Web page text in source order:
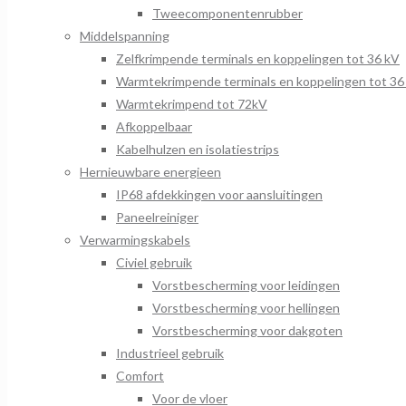
Tweecomponentenrubber
Middelspanning
Zelfkrimpende terminals en koppelingen tot 36 kV
Warmtekrimpende terminals en koppelingen tot
Warmtekrimpend tot 72kV
Afkoppelbaar
Kabelhulzen en isolatiestrips
Hernieuwbare energieen
IP68 afdekkingen voor aansluitingen
Paneelreiniger
Verwarmingskabels
Civiel gebruik
Vorstbescherming voor leidingen
Vorstbescherming voor hellingen
Vorstbescherming voor dakgoten
Industrieel gebruik
Comfort
Voor de vloer